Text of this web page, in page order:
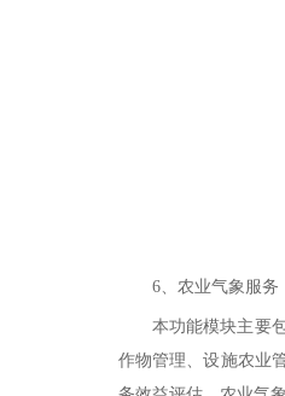
6、农业气象服务
本功能模块主要
作物管理、设施农业